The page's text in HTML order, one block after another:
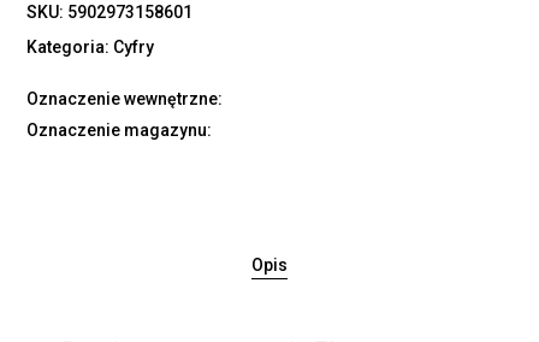
SKU: 5902973158601
Kategoria: Cyfry
Oznaczenie wewnętrzne:
Oznaczenie magazynu:
Opis